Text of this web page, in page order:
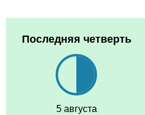
Последняя четверть
5 августа